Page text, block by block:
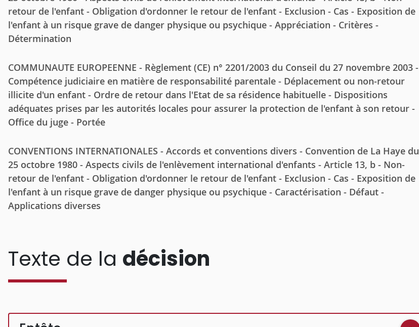
retour de l'enfant - Obligation d'ordonner le retour de l'enfant - Exclusion - Cas - Exposition de
l'enfant à un risque grave de danger physique ou psychique - Appréciation - Critères -
Détermination
COMMUNAUTE EUROPEENNE - Règlement (CE) n° 2201/2003 du Conseil du 27 novembre 2003 -
Compétence judiciaire en matière de responsabilité parentale - Déplacement ou non-retour
illicite d'un enfant - Ordre de retour dans l'Etat de sa résidence habituelle - Dispositions
adéquates prises par les autorités locales pour assurer la protection de l'enfant à son retour -
Office du juge - Portée
CONVENTIONS INTERNATIONALES - Accords et conventions divers - Convention de La Haye du
25 octobre 1980 - Aspects civils de l'enlèvement international d'enfants - Article 13, b - Non-
retour de l'enfant - Obligation d'ordonner le retour de l'enfant - Exclusion - Cas - Exposition de
l'enfant à un risque grave de danger physique ou psychique - Caractérisation - Défaut -
Applications diverses
Texte de la décision